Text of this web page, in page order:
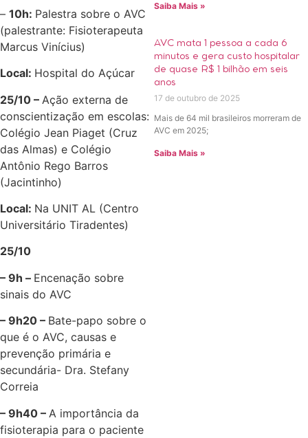
– 10h: Palestra sobre o AVC
(palestrante: Fisioterapeuta
Marcus Vinícius)
Local: Hospital do Açúcar
25/10 – Ação externa de
conscientização em escolas:
Colégio Jean Piaget (Cruz
das Almas) e Colégio
Antônio Rego Barros
(Jacintinho)
Local: Na UNIT AL (Centro
Universitário Tiradentes)
25/10
– 9h – Encenação sobre
sinais do AVC
– 9h20 – Bate-papo sobre o
que é o AVC, causas e
prevenção primária e
secundária- Dra. Stefany
Correia
– 9h40 – A importância da
fisioterapia para o paciente
Saiba Mais »
AVC mata 1 pessoa a cada 6
minutos e gera custo hospitalar
de quase R$ 1 bilhão em seis
anos
17 de outubro de 2025
Mais de 64 mil brasileiros morreram de
AVC em 2025;
Saiba Mais »